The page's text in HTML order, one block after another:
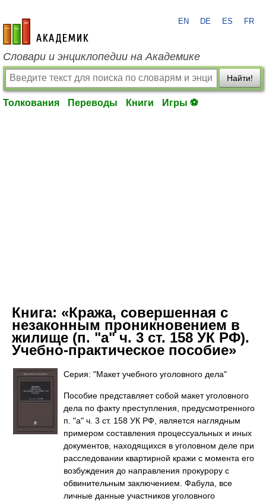
academic.ru
EN DE ES FR
Словари и энциклопедии на Академике
Найти!
Толкования Переводы Книги Игры ⚽
Книга: «Кража, совершенная с
незаконным проникновением в
жилище (п. "а" ч. 3 ст. 158 УК РФ).
Учебно-практическое пособие»
Серия: "Макет учебного уголовного дела"
Пособие представляет собой макет уголовного
дела по факту преступления, предусмотренного
п. "а" ч. 3 ст. 158 УК РФ, является наглядным
примером составления процессуальных и иных
документов, находящихся в уголовном деле при
расследовании квартирной кражи с момента его
возбуждения до направления прокурору с
обвинительным заключением. Фабула, все
личные данные участников уголовного